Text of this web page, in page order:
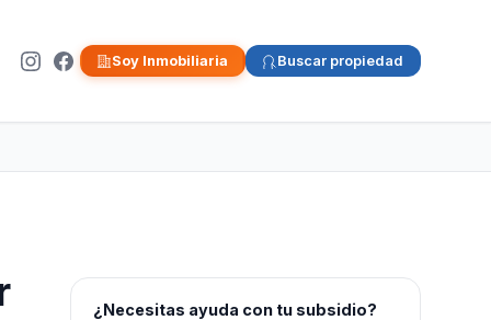
Soy Inmobiliaria Buscar propiedad
¿Necesitas ayuda con tu subsidio?